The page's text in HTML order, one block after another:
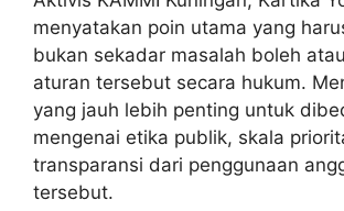
menyatakan poin utama yang
bukan sekadar masalah boleh
aturan tersebut secara hukum.
yang jauh lebih penting untuk
mengenai etika publik, skala
transparansi dari penggunaan
tersebut.